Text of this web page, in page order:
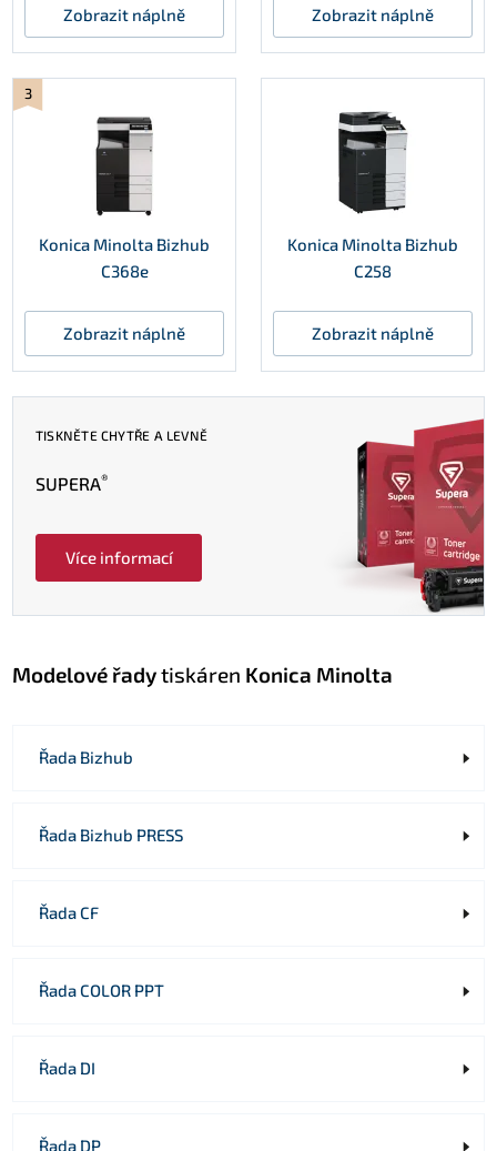
Zobrazit náplně Zobrazit náplně
Konica Minolta Bizhub
C368e
Zobrazit náplně
3
Konica Minolta Bizhub
C258
Zobrazit náplně
TISKNĚTE CHYTŘE A LEVNĚ
SUPERA®
Více informací
Modelové řadytiskáren Konica Minolta
Řada Bizhub
Řada Bizhub PRESS
Řada CF
Řada COLOR PPT
Řada DI
Řada DP